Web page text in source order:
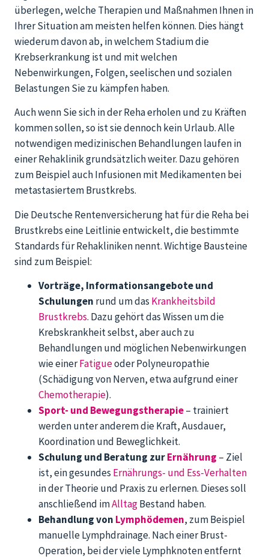
überlegen, welche Therapien und Maßnahmen Ihnen in
Ihrer Situation am meisten helfen können. Dies hängt
wiederum davon ab, in welchem Stadium die
Krebserkrankung ist und mit welchen
Nebenwirkungen, Folgen, seelischen und sozialen
Belastungen Sie zu kämpfen haben.
Auch wenn Sie sich in der Reha erholen und zu Kräften
kommen sollen, so ist sie dennoch kein Urlaub. Alle
notwendigen medizinischen Behandlungen laufen in
einer Rehaklinik grundsätzlich weiter. Dazu gehören
zum Beispiel auch Infusionen mit Medikamenten bei
metastasiertem Brustkrebs.
Die Deutsche Rentenversicherung hat für die Reha bei
Brustkrebs eine Leitlinie entwickelt, die bestimmte
Standards für Rehakliniken nennt. Wichtige Bausteine
sind zum Beispiel:
Vorträge, Informationsangebote und
Schulungen rund um das Krankheitsbild
Brustkrebs. Dazu gehört das Wissen um die
Krebskrankheit selbst, aber auch zu
Behandlungen und möglichen Nebenwirkungen
wie einerFatigueoder Polyneuropathie
(Schädigung von Nerven, etwa aufgrund einer
Chemotherapie).
Sport- und Bewegungstherapie– trainiert
werden unter anderem die Kraft, Ausdauer,
Koordination und Beweglichkeit.
Schulung und Beratung zurErnährung – Ziel
ist, ein gesundes Ernährungs- und Ess-Verhalten
in der Theorie und Praxis zu erlernen. Dieses soll
anschließend imAlltagBestand haben.
Behandlung von Lymphödemen, zum Beispiel
manuelle Lymphdrainage. Nach einer Brust-
Operation, bei der viele Lymphknoten entfernt